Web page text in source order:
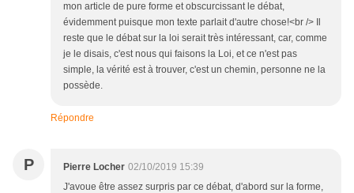
mon article de pure forme et obscurcissant le débat,
évidemment puisque mon texte parlait d'autre chose!<br /> Il
reste que le débat sur la loi serait très intéressant, car, comme
je le disais, c'est nous qui faisons la Loi, et ce n'est pas
simple, la vérité est à trouver, c'est un chemin, personne ne la
possède.
Répondre
P Pierre Locher 02/10/2019 15:39
J'avoue être assez surpris par ce débat, d'abord sur la forme,